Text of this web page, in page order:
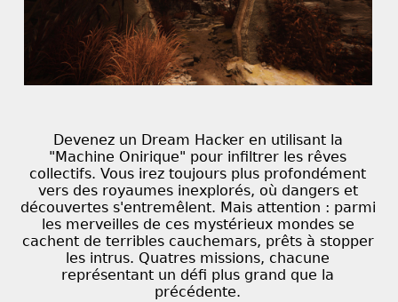
Devenez un Dream Hacker en utilisant la
"Machine Onirique" pour infiltrer les rêves
collectifs. Vous irez toujours plus profondément
vers des royaumes inexplorés, où dangers et
découvertes s'entremêlent. Mais attention : parmi
les merveilles de ces mystérieux mondes se
cachent de terribles cauchemars, prêts à stopper
les intrus. Quatres missions, chacune
représentant un défi plus grand que la
précédente.